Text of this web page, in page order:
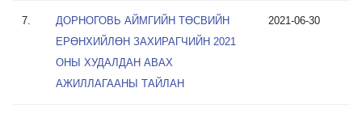
7.
ДОРНОГОВЬ АЙМГИЙН ТӨСВИЙН
ЕРӨНХИЙЛӨН ЗАХИРАГЧИЙН 2021
ОНЫ ХУДАЛДАН АВАХ
АЖИЛЛАГААНЫ ТАЙЛАН
2021-06-30